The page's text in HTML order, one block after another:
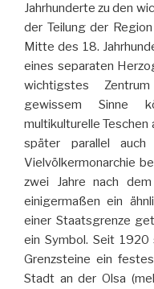
Jahrhunderte zu den
der Teilung der
Mitte des 18.
eines separaten
wichtigstes
gewissem Sinne
multikulturelle Teschen
später parallel
Vielvölkermonarchie
zwei Jahre nach
einigermaßen ein
einer Staatsgrenze
ein Symbol. Seit 1920
Grenzsteine ein
Stadt an der Olsa